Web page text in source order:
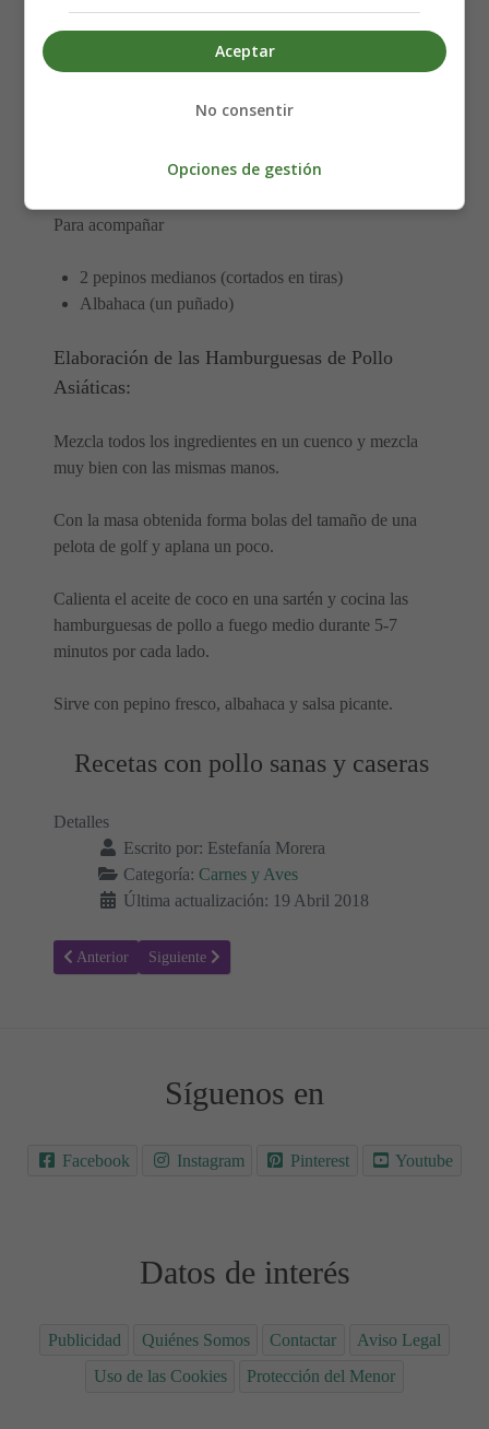
Jengibre fresco rallado (una pieza del tamaño de un
1 lima (solo la ralladura)
2 cucharadas de aceite de coco (para cocinar)
Para acompañar
2 pepinos medianos (cortados en tiras)
Albahaca (un puñado)
Elaboración de las Hamburguesas de Pollo
Asiáticas:
Mezcla todos los ingredientes en un cuenco y mezcla
muy bien con las mismas manos.
Con la masa obtenida forma bolas del tamaño de una
pelota de golf y aplana un poco.
Calienta el aceite de coco en una sartén y cocina las
hamburguesas de pollo a fuego medio durante 5-7
minutos por cada lado.
Sirve con pepino fresco, albahaca y salsa picante.
Recetas con pollo sanas y caseras
Detalles
Escrito por: Estefanía Morera
Categoría: Carnes y Aves
Última actualización: 19 Abril 2018
Artículo anterior: Receta para hacer Pollo al Curry - Recetas fáciles
Anterior Artículo siguiente: Receta para hacer Pollo Tikka -
Siguiente
Síguenos en
Facebook Instagram Pinterest Youtube
Datos de interés
Publicidad Quiénes Somos Contactar
Aviso Legal
Uso de las Cookies
Protección del Menor
Aceptar
No consentir
Opciones de gestión